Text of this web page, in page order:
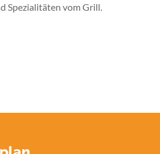
Spezialitäten vom Grill.